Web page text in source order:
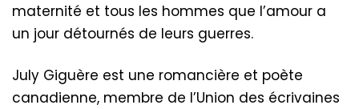
maternité et tous les hommes que l’amour a
un jour détournés de leurs guerres.
July Giguère est une romancière et poète
canadienne, membre de l’Union des écrivaines